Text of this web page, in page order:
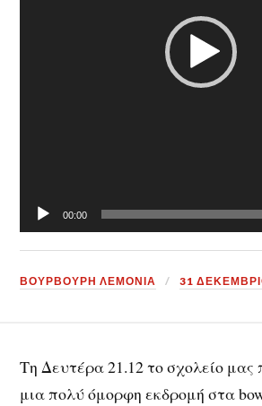
00:00
ΒΟΥΡΒΟΥΡΗ ΛΕΜΟΝΙΑ 31
Τη Δευτέρα 21.12 το σχολείο
μια πολύ όμορφη εκδρομή στα